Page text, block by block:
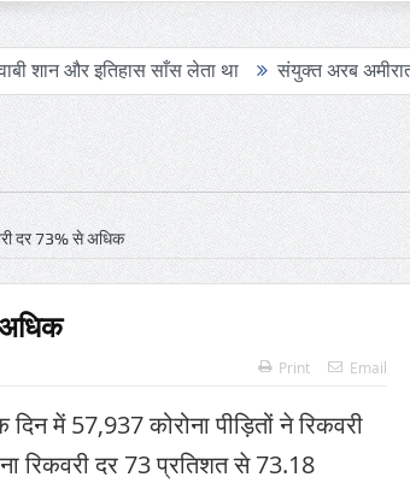
साँस लेता था संयुक्त अरब अमीरात में दो
दर 73% से अधिक
Print Email
में 57,937 कोरोना पीड़ितों ने रिकवरी
रिकवरी दर 73 प्रतिशत से 73.18